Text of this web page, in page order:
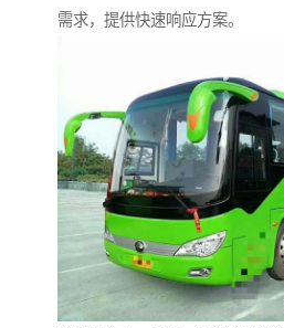
需求，提供快速响应方案。